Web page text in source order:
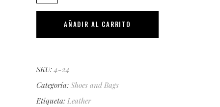
AÑADIR AL CARRITO
SKU:4-24
Categoría: Shoes and Bags
Etiqueta: Leather